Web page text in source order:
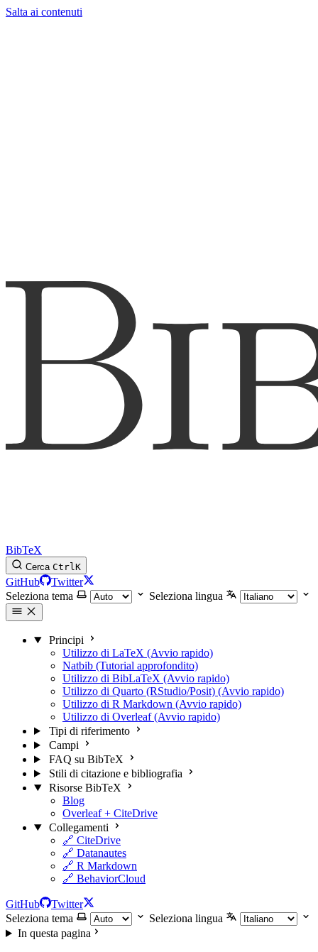
Salta ai contenuti
BibTeX
Cerca CtrlK
GitHub
Twitter
Seleziona tema
Seleziona lingua
Principi
Utilizzo di LaTeX (Avvio rapido)
Natbib (Tutorial approfondito)
Utilizzo di BibLaTeX (Avvio rapido)
Utilizzo di Quarto (RStudio/Posit) (Avvio rapido)
Utilizzo di R Markdown (Avvio rapido)
Utilizzo di Overleaf (Avvio rapido)
Tipi di riferimento
Campi
FAQ su BibTeX
Stili di citazione e bibliografia
Risorse BibTeX
Blog
Overleaf + CiteDrive
Collegamenti
🔗 CiteDrive
🔗 Datanautes
🔗 R Markdown
🔗 BehaviorCloud
GitHub
Twitter
Seleziona tema
Seleziona lingua
In questa pagina